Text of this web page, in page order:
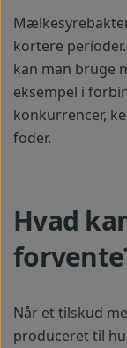
kortere
kan man bruge
eksempel i
konkurrencer,
foder.
Hvad
Når et tilskud
produceret til